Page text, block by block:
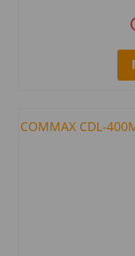
COMMAX CDL-